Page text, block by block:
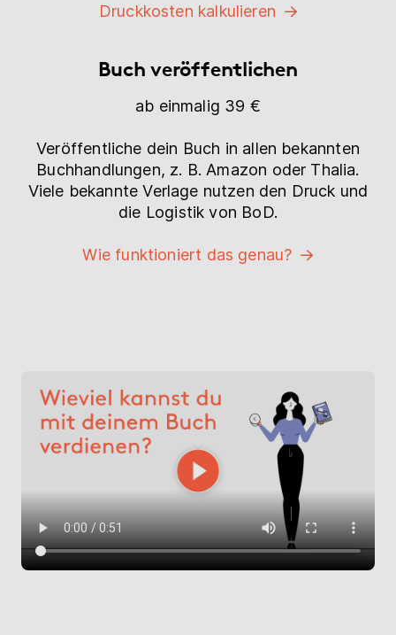
Druckkosten kalkulieren
Buch veröffentlichen
ab einmalig 39 €
Veröffentliche dein Buch in allen bekannten
Buchhandlungen, z. B. Amazon oder Thalia.
Viele bekannte Verlage nutzen den Druck und
die Logistik von BoD.
Wie funktioniert das genau?